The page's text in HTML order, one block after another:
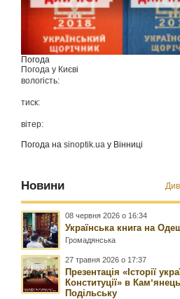
Погода
Погода у Києві
вологість:
тиск:
вітер:
Погода наsinoptik.ua у Вінниці
Новини
08 червня 2026 о 16:34
Українська книга на
Громадянська
27 травня 2026 о 17:37
Презентація «Історії
Конституції» в
Подільську